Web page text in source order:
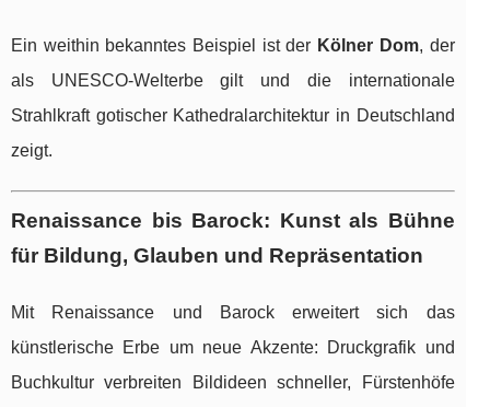
Ein weithin bekanntes Beispiel ist der Kölner Dom, der
als UNESCO-Welterbe gilt und die internationale
Strahlkraft gotischer Kathedralarchitektur in Deutschland
zeigt.
Renaissance bis Barock: Kunst als Bühne
für Bildung, Glauben und Repräsentation
Mit Renaissance und Barock erweitert sich das
künstlerische Erbe um neue Akzente: Druckgrafik und
Buchkultur verbreiten Bildideen schneller, Fürstenhöfe